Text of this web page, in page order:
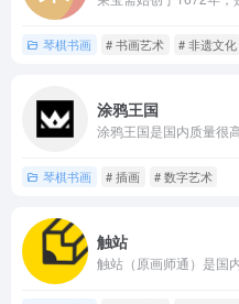
琴棋书画 # 书画艺术 # 非遗文化
涂鸦王国
琴棋书画 # 插画 # 数字艺术
触站